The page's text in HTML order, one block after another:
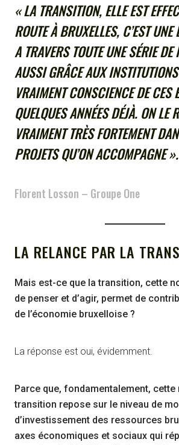
« LA TRANSITION, ELLE EST
ROUTE À BRUXELLES, C’EST UNE
A TRAVERS TOUTE UNE SÉRIE DE
AUSSI GRÂCE AUX
VRAIMENT CONSCIENCE DE CES
QUELQUES ANNÉES DÉJÀ. ON LE
VRAIMENT TRÈS FORTEMENT
PROJETS QU’ON ACCOMPAGNE ».
Florent Losson – Groupe One
LA RELANCE PAR LA
Mais est-ce que la transition, cette
de penser et d’agir, permet de
de l’économie bruxelloise ?
La réponse est oui, évidemment.
Parce que, fondamentalement, cette
transition repose sur le niveau de
d’investissement des ressources
axes économiques et sociaux qui